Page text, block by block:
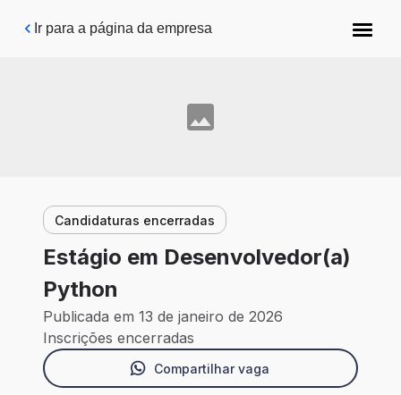
Pular para o conteúdo principal
Ir para a página da empresa
Candidaturas encerradas
Estágio em Desenvolvedor(a)
Python
Publicada em 13 de janeiro de 2026
Inscrições encerradas
Compartilhar vaga